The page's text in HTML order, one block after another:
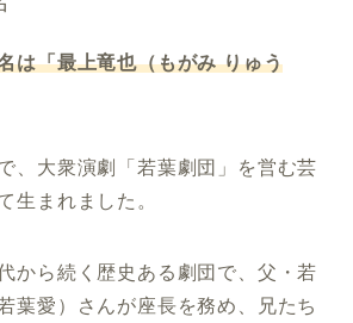
は「最上竜也（もがみ りゅう
、大衆演劇「若葉劇団」を営む芸
生まれました。
から続く歴史ある劇団で、父・若
葉愛）さんが座長を務め、兄たち